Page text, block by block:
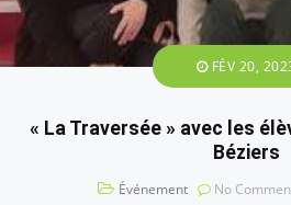
FÉV 20,
« La Traversée » avec les
Béziers
Événement No